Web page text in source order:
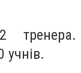
тренера.
учнів.